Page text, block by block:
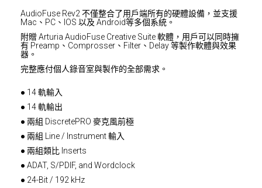
AudioFuse Rev2 不僅整合了用戶端所有的硬體設備，並支援
Mac、PC、IOS 以及 Android等多個系統。
附贈 Arturia AudioFuse Creative Suite 軟體，用戶可以同時擁
有 Preamp、Comprosser、Filter、Delay 等製作軟體與效果
器。
完整應付個人錄音室與製作的全部需求。
● 14 軌輸入
● 14 軌輸出
● 兩組 DiscretePRO 麥克風前極
● 兩組 Line / Instrument 輸入
● 兩組類比 Inserts
● ADAT, S/PDIF, and Wordclock
● 24-Bit / 192 kHz